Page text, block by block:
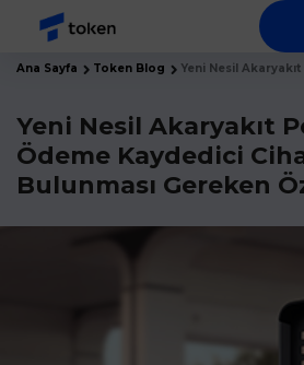
Ana Sayfa Token Blog Yeni Nesil
Yeni Nesil Akaryakıt
Ödeme Kaydedici
Bulunması Gereken